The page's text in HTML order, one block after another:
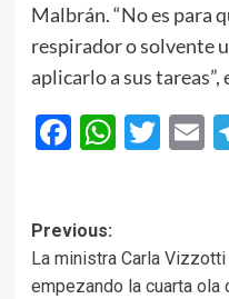
Malbrán. “No es para
respirador o solvente
aplicarlo a sus
Facebook
Post
navigation
Previous:
La ministra Carla
empezando la cuarta ola